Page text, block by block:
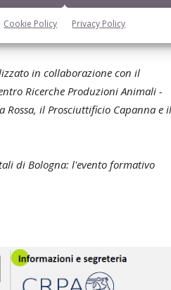
Cookie Policy Privacy Policy
in collaborazione con il
Ricerche Produzioni Animali -
Rossa, il Prosciuttificio Capanna e il
di Bologna: l'evento formativo